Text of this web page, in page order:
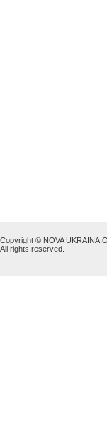
Copyright © NOVA
All rights reserved.